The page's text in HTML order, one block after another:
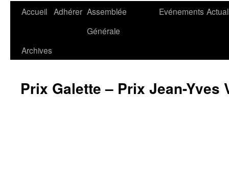
Aller
contenu
Accueil Adhérer Assemblée
Générale
Evénements
Archives
Prix Galette – Prix Jean-Yves